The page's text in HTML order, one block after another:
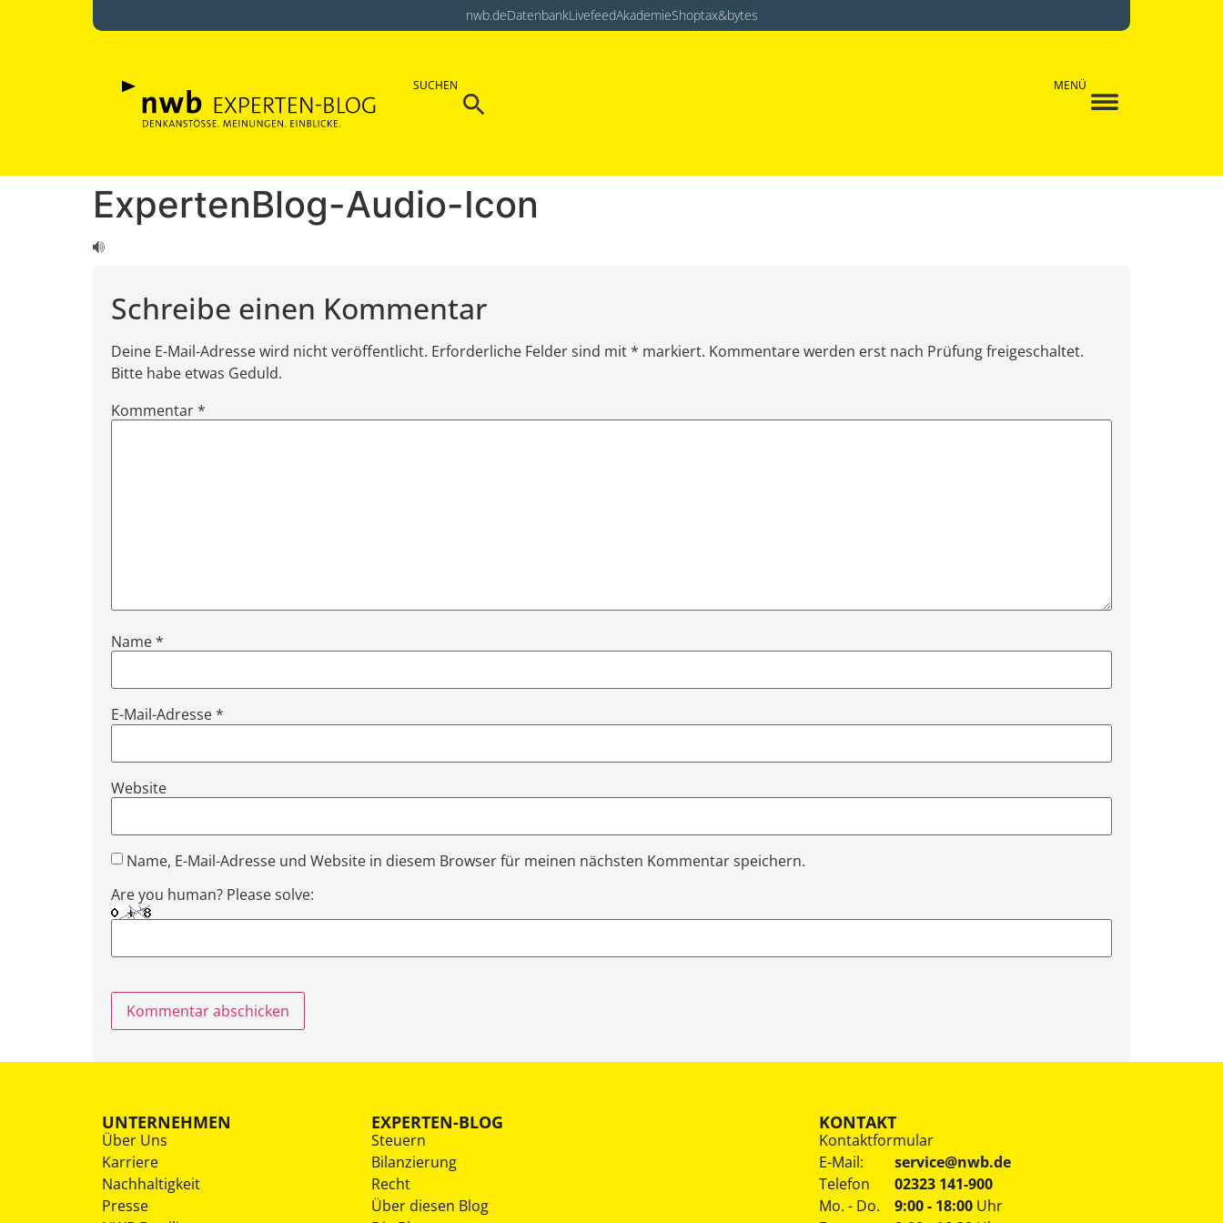
nwb.deDatenbankLivefeedAkademieShoptax&bytes
SUCHEN
Search
MENÜ
ExpertenBlog-Audio-Icon
Schreibe einen Kommentar
Deine E-Mail-Adresse wird nicht veröffentlicht. Erforderliche Felder sind mit * markiert. Kommentare werden erst nach Prüfung freigeschaltet.
Bitte habe etwas Geduld.
Kommentar*
Name*
E-Mail-Adresse*
Website
Name, E-Mail-Adresse und Website in diesem Browser für meinen nächsten Kommentar speichern.
Are you human? Please solve:
UNTERNEHMEN
Über Uns
Karriere
Nachhaltigkeit
Presse
EXPERTEN-BLOG
Steuern
Bilanzierung
Recht
Über diesen Blog
KONTAKT
Kontaktformular
E-Mail:
service@nwb.de
Telefon
02323 141-900
Mo. - Do.
9:00 - 18:00 Uhr